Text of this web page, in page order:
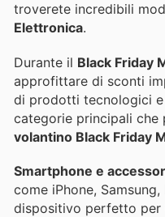
troverete incredibili
Elettronica.
Durante il Black Friday
approfittare di sconti
di prodotti tecnologici e
categorie principali
volantino Black Friday
Smartphone e
come iPhone,
dispositivo perfetto per